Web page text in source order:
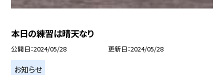
本日の練習は晴天なり
公開日 2024/05/28 更新日 2024/05/28
お知らせ